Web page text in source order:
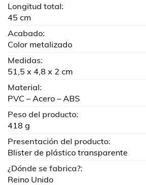
Longitud total:
45 cm
Acabado:
Color metalizado
Medidas:
51,5 x 4,8 x 2 cm
Material:
PVC – Acero – ABS
Peso del producto:
418 g
Presentación del producto:
Blister de plástico transparente
¿Dónde se fabrica?:
Reino Unido